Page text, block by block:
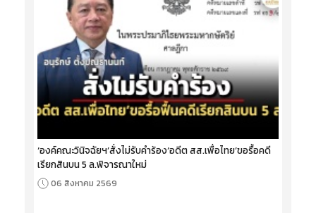
‘องค์คณะวินิจฉัยฯ’สั่งไม่รับคำร้อง‘อดีต สส.เพื่อไทย’ขอรื้อคดี
เรียกสินบน 5 ล.พิจารณาใหม่
06 สิงหาคม 2569